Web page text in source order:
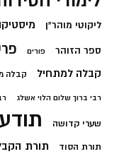
ליקוטי מוהר"ן
ספר הזוהר פורים
קבלה למתחיל קבלה
רבי ברוך שלום הלוי אשלג
שערי קדושה
תורת הסוד תורת